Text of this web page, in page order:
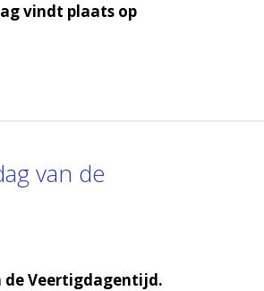
vindt plaats op
van de
de Veertigdagentijd.